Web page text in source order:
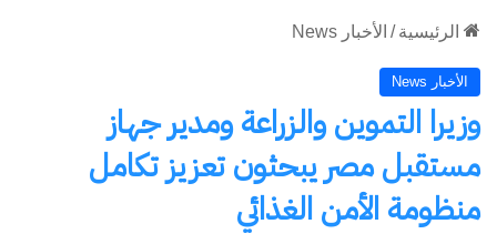
الرئيسية / الأخبار News
الأخبار News
وزيرا التموين والزراعة ومدير جهاز
مستقبل مصر يبحثون تعزيز تكامل
منظومة الأمن الغذائي